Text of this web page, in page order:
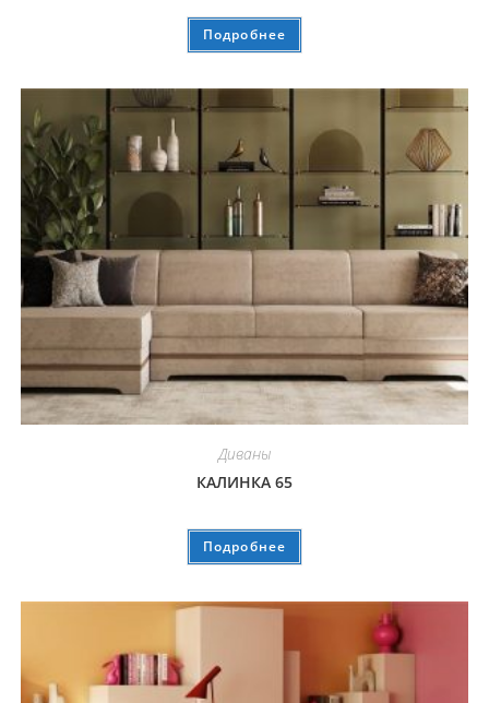
Подробнее
Диваны
КАЛИНКА 65
Подробнее